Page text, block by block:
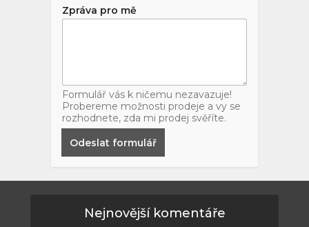
Zpráva pro mě
Formulář vás k ničemu nezavazuje!
Probereme možnosti prodeje a vy se
rozhodnete, zda mi prodej svěříte.
Odeslat formulář
Nejnovější komentáře